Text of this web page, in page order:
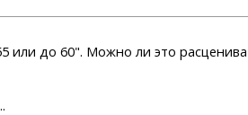
до 60". Можно ли это